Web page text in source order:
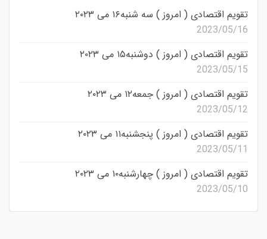
تقویم اقتصادی ( امروز ) سه شنبه۱۶ می ۲۰۲۳
2023/05/16
تقویم اقتصادی ( امروز ) دوشنبه۱۵ می ۲۰۲۳
2023/05/15
تقویم اقتصادی ( امروز ) جمعه۱۲ می ۲۰۲۳
2023/05/12
تقویم اقتصادی ( امروز ) پنجشنبه۱۱ می ۲۰۲۳
2023/05/11
تقویم اقتصادی ( امروز ) چهارشنبه۱۰ می ۲۰۲۳
2023/05/10